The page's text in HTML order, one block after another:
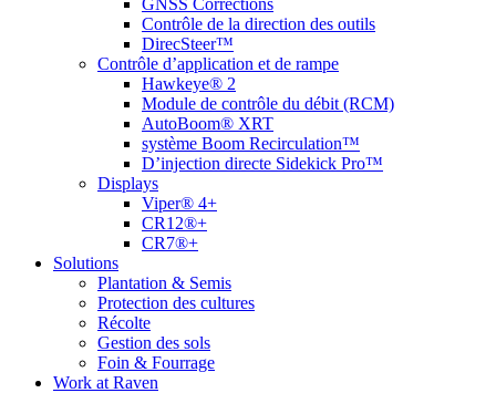
GNSS Corrections
Contrôle de la direction des outils
DirecSteer™
Contrôle d’application et de rampe
Hawkeye® 2
Module de contrôle du débit (RCM)
AutoBoom® XRT
système Boom Recirculation™
D’injection directe Sidekick Pro™
Displays
Viper® 4+
CR12®+
CR7®+
Solutions
Plantation & Semis
Protection des cultures
Récolte
Gestion des sols
Foin & Fourrage
Work at Raven